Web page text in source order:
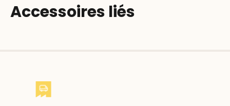
Accessoires liés